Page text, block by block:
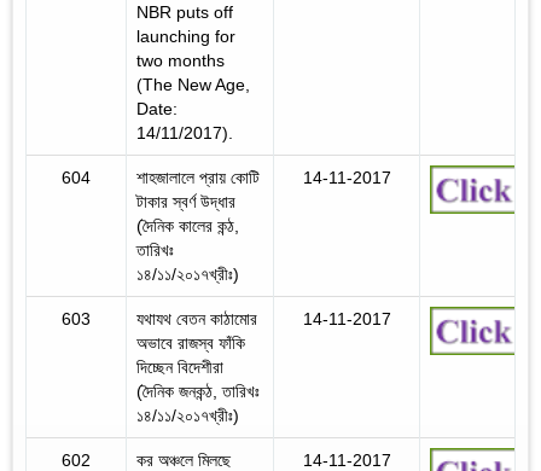
NBR puts off
launching for
two months
(The New Age,
Date:
14/11/2017).
604
শাহজালালে প্রায় কোটি
টাকার স্বর্ণ উদ্ধার
(দৈনিক কালের কন্ঠ,
তারিখঃ
১৪/১১/২০১৭খ্রীঃ)
14-11-2017
603
যথাযথ বেতন কাঠামোর
অভাবে রাজস্ব ফাঁকি
দিচ্ছেন বিদেশীরা
(দৈনিক জনকন্ঠ, তারিখঃ
১৪/১১/২০১৭খ্রীঃ)
14-11-2017
602
কর অঞ্চলে মিলছে
14-11-2017